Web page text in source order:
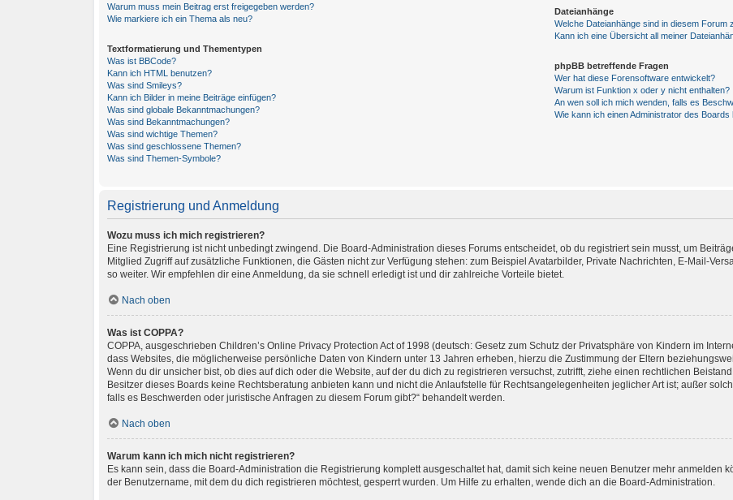
Warum muss mein Beitrag erst freigegeben werden?
Wie markiere ich ein Thema als neu?
Textformatierung und Thementypen
Was ist BBCode?
Kann ich HTML benutzen?
Was sind Smileys?
Kann ich Bilder in meine Beiträge einfügen?
Was sind globale Bekanntmachungen?
Was sind Bekanntmachungen?
Was sind wichtige Themen?
Was sind geschlossene Themen?
Was sind Themen-Symbole?
Dateianhänge
Welche Dateianhänge sind in diesem Forum
Kann ich eine Übersicht all meiner
phpBB betreffende Fragen
Wer hat diese Forensoftware entwickelt?
Warum ist Funktion x oder y nicht enthalten?
An wen soll ich mich wenden, falls es
Wie kann ich einen Administrator des Boards
Registrierung und Anmeldung
Wozu muss ich mich registrieren?
Eine Registrierung ist nicht unbedingt zwingend. Die Board-Administration dieses Forums entscheidet, ob du registriert sein musst, um
Mitglied Zugriff auf zusätzliche Funktionen, die Gästen nicht zur Verfügung stehen: zum Beispiel Avatarbilder, Private Nachrichten, E-Mail-
so weiter. Wir empfehlen dir eine Anmeldung, da sie schnell erledigt ist und dir zahlreiche Vorteile bietet.
Nach oben
Was ist COPPA?
COPPA, ausgeschrieben Children’s Online Privacy Protection Act of 1998 (deutsch: Gesetz zum Schutz der Privatsphäre von Kindern im
dass Websites, die möglicherweise persönliche Daten von Kindern unter 13 Jahren erheben, hierzu die Zustimmung der Eltern
Wenn du dir unsicher bist, ob dies auf dich oder die Website, auf der du dich zu registrieren versuchst, zutrifft, ziehe einen rechtlichen
Besitzer dieses Boards keine Rechtsberatung anbieten kann und nicht die Anlaufstelle für Rechtsangelegenheiten jeglicher Art ist; außer
falls es Beschwerden oder juristische Anfragen zu diesem Forum gibt?“ behandelt werden.
Nach oben
Warum kann ich mich nicht registrieren?
Es kann sein, dass die Board-Administration die Registrierung komplett ausgeschaltet hat, damit sich keine neuen Benutzer mehr anmelden
der Benutzername, mit dem du dich registrieren möchtest, gesperrt wurden. Um Hilfe zu erhalten, wende dich an die Board-Administration.